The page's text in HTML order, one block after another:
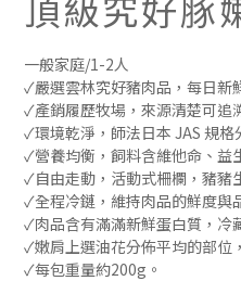
一般家庭/1-2人
✓嚴選雲林究好豬肉品，每日新
✓產銷履歷牧場，來源清楚可追
✓環境乾淨，師法日本 JAS 規格
✓營養均衡，飼料含維他命、益
✓自由走動，活動式柵欄，豬豬
✓全程冷鏈，維持肉品的鮮度與
✓肉品含有滿滿新鮮蛋白質，冷
✓嫩肩上選油花分佈平均的部位
✓每包重量約200g。